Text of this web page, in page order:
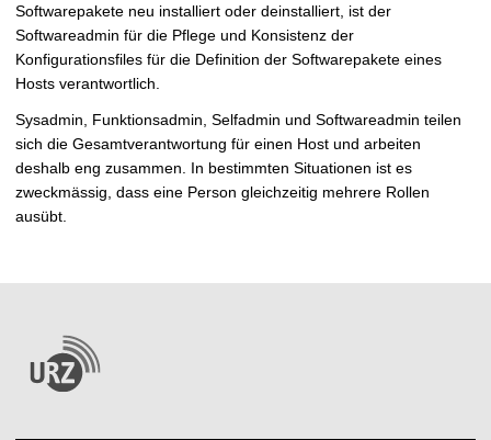
Softwarepakete neu installiert oder deinstalliert, ist der
Softwareadmin für die Pflege und Konsistenz der
Konfigurationsfiles für die Definition der Softwarepakete eines
Hosts verantwortlich.
Sysadmin, Funktionsadmin, Selfadmin und Softwareadmin teilen
sich die Gesamtverantwortung für einen Host und arbeiten
deshalb eng zusammen. In bestimmten Situationen ist es
zweckmässig, dass eine Person gleichzeitig mehrere Rollen
ausübt.